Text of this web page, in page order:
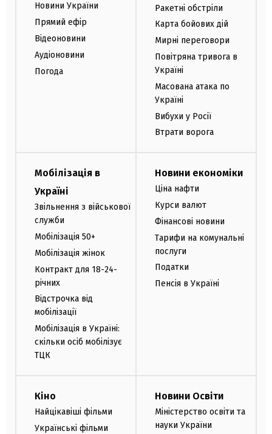
Новини України
Прямий ефір
Відеоновини
Аудіоновини
Погода
Ракетні обстріли
Карта бойових дій
Мирні переговори
Повітряна тривога в
Україні
Масована атака по
Україні
Вибухи у Росії
Втрати ворога
Мобілізація в
Україні
Звільнення з військової
служби
Мобілізація 50+
Мобілізація жінок
Контракт для 18-24-
річних
Відстрочка від
мобілізації
Мобілізація в Україні:
скільки осіб мобілізує
ТЦК
Новини економіки
Ціна нафти
Курси валют
Фінансові новини
Тарифи на комунальні
послуги
Податки
Пенсія в Україні
Кіно
Найцікавіші фільми
Українські фільми
Новини Освіти
Міністерство освіти та
науки України